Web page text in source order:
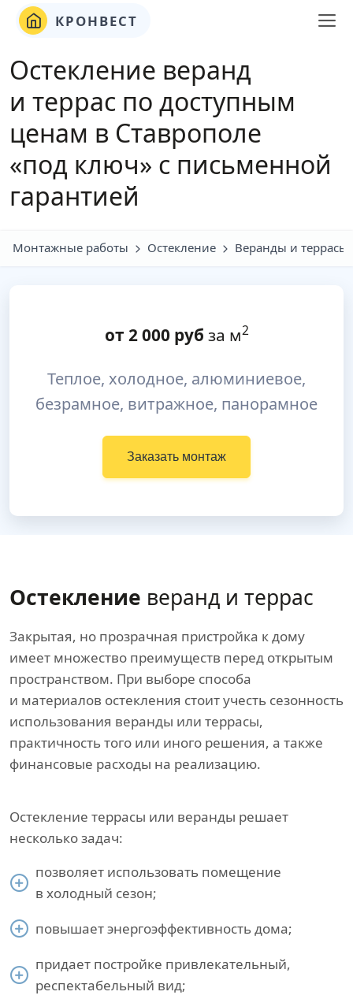
КРОНВЕСТ
Остекление веранд
и террас по доступным
ценам в Ставрополе
«под ключ» с письменной
гарантией
Монтажные работы Остекление Веранды и террасы
от 2 000руб за м2
Теплое, холодное, алюминиевое,
безрамное, витражное, панорамное
Заказать монтаж
Остекление веранд и террас
Закрытая, но прозрачная пристройка к дому
имеет множество преимуществ перед открытым
пространством. При выборе способа
и материалов остекления стоит учесть сезонность
использования веранды или террасы,
практичность того или иного решения, а также
финансовые расходы на реализацию.
Остекление террасы или веранды решает
несколько задач:
позволяет использовать помещение
в холодный сезон;
повышает энергоэффективность дома;
придает постройке привлекательный,
респектабельный вид;